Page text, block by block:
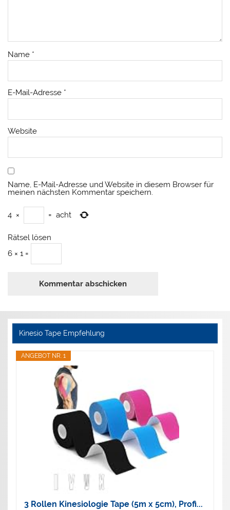
Name *
E-Mail-Adresse *
Website
Name, E-Mail-Adresse und Website in diesem Browser für
meinen nächsten Kommentar speichern.
4 × = acht
Rätsel lösen
6 × 1 =
Kinesio Tape Empfehlung
ANGEBOT NR. 1
3 Rollen Kinesiologie Tape (5m x 5cm), Profi...